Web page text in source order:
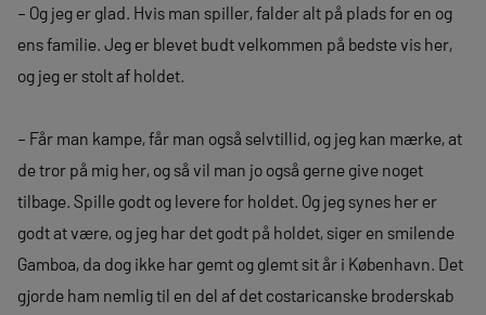
– Og jeg er glad. Hvis man spiller, falder alt på plads for en og
ens familie. Jeg er blevet budt velkommen på bedste vis her,
og jeg er stolt af holdet.
– Får man kampe, får man også selvtillid, og jeg kan mærke, at
de tror på mig her, og så vil man jo også gerne give noget
tilbage. Spille godt og levere for holdet. Og jeg synes her er
godt at være, og jeg har det godt på holdet, siger en smilende
Gamboa, da dog ikke har gemt og glemt sit år i København. Det
gjorde ham nemlig til en del af det costaricanske broderskab